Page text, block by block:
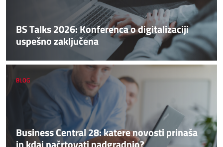
BS Talks 2026: Konferenca o digitalizaciji
uspešno zaključena
BLOG
Business Central 28: katere novosti prinaša